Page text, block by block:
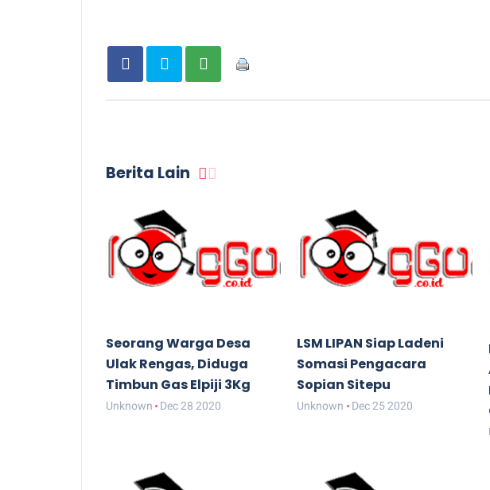
Berita Lain
Seorang Warga Desa
Ulak Rengas, Diduga
Timbun Gas Elpiji 3Kg
Unknown Dec 28 2020
LSM LIPAN Siap Ladeni
Somasi Pengacara
Sopian Sitepu
Unknown Dec 25 2020